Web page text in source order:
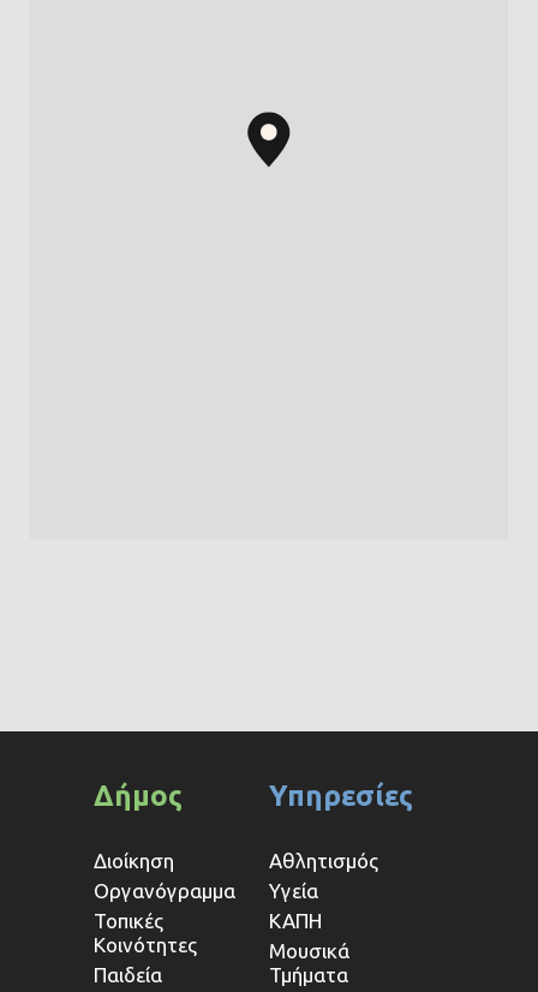
Δήμος
Διοίκηση
Οργανόγραμμα
Τοπικές
Κοινότητες
Παιδεία
Υπηρεσίες
Αθλητισμός
Υγεία
ΚΑΠΗ
Μουσικά
Τμήματα